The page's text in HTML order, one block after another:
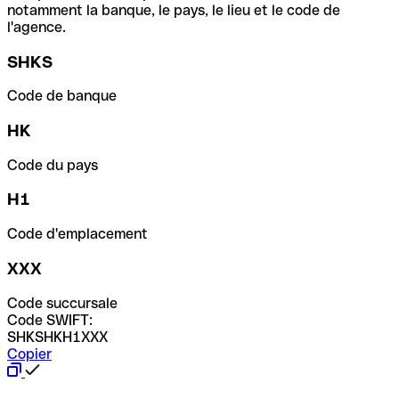
notamment la banque, le pays, le lieu et le code de
l'agence.
SHKS
Code de banque
HK
Code du pays
H1
Code d'emplacement
XXX
Code succursale
Code SWIFT:
SHKSHKH1XXX
Copier